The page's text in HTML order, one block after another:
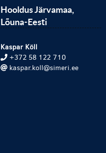
Hooldus Järvamaa,
Lõuna-Eesti
Kaspar Köll
+372 58 122 710
kaspar.koll@simeri.ee